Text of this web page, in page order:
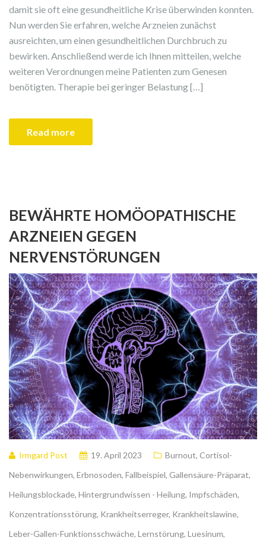
damit sie oft eine gesundheitliche Krise überwinden konnten.
Nun werden Sie erfahren, welche Arzneien zunächst
ausreichten, um einen gesundheitlichen Durchbruch zu
bewirken. Anschließend werde ich Ihnen mitteilen, welche
weiteren Verordnungen meine Patienten zum Genesen
benötigten. Therapie bei geringer Belastung […]
Read more
BEWÄHRTE HOMÖOPATHISCHE
ARZNEIEN GEGEN
NERVENSTÖRUNGEN
Irmgard Post 19. April 2023 Burnout, Cortisol-
Nebenwirkungen, Erbnosoden, Fallbeispiel, Gallensäure-Präparat,
Heilungsblockade, Hintergrundwissen - Heilung, Impfschäden,
Konzentrationsstörung, Krankheitserreger, Krankheitslawine,
Leber-Gallen-Funktionsschwäche, Lernstörung, Luesinum,